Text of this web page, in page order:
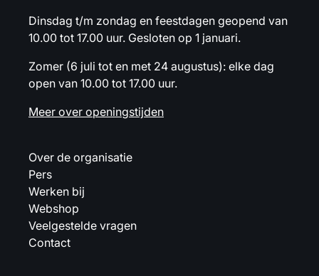
Dinsdag t/m zondag en feestdagen geopend van
10.00 tot 17.00 uur. Gesloten op 1 januari.
Zomer (6 juli tot en met 24 augustus): elke dag
open van 10.00 tot 17.00 uur.
Meer over openingstijden
Over de organisatie
Pers
Werken bij
Webshop
Veelgestelde vragen
Contact